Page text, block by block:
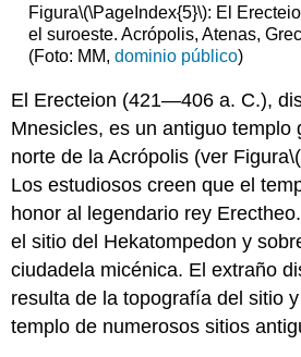
Figura\(\PageIndex{5}\): El
el suroeste. Acrópolis, Atenas,
(Foto: MM, dominio público)
El Erecteion (421—406 a. C.),
Mnesicles, es un antiguo templo
norte de la Acrópolis (ver Figura
Los estudiosos creen que el
honor al legendario rey
el sitio del Hekatompedon y
ciudadela micénica. El extraño
resulta de la topografía del sitio
templo de numerosos sitios